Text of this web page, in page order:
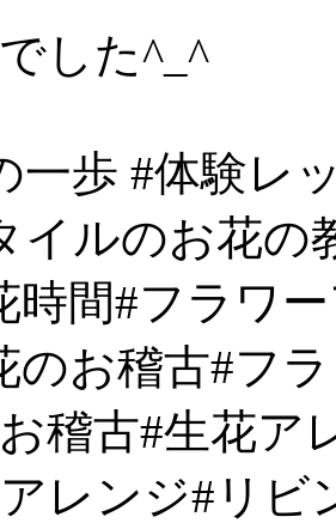
した^_^
一歩 #体験レ
イルのお花の
時間#フラワ
のお稽古#フ
稽古#生花ア
レンジ#リビ